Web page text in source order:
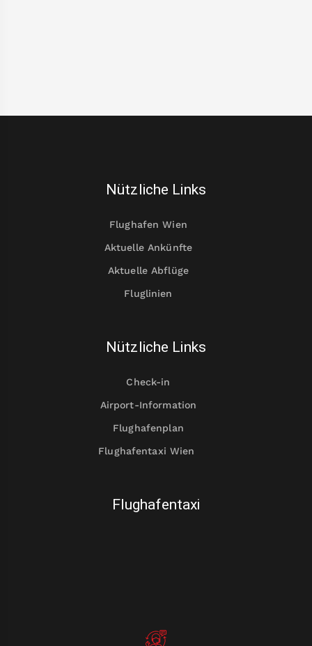
Nützliche Links
Flughafen Wien
Aktuelle Ankünfte
Aktuelle Abflüge
Fluglinien
Nützliche Links
Check-in
Airport-Information
Flughafenplan
Flughafentaxi Wien
Flughafentaxi